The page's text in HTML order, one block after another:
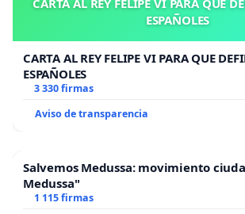
ESPAÑOLES
CARTA AL REY FELIPE VI PARA QUE
ESPAÑOLES
3 330 firmas
Aviso de transparencia
Salvemos Medussa: movimiento
Medussa"
1 115 firmas